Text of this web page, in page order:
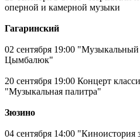
оперной и камерной музыки
Гагаринский
02 сентября 19:00
Цымбалюк"
20 сентября 19:00 Концерт
"Музыкальная палитра"
Зюзино
04 сентября 14:00 "Киноистория